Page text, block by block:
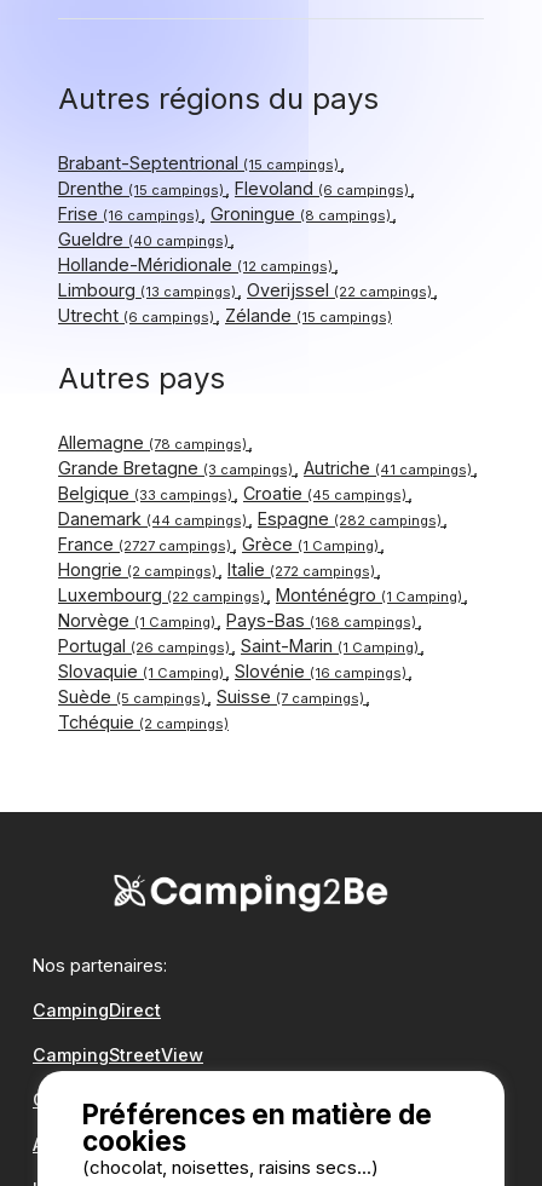
Autres régions du pays
Brabant-Septentrional (15 campings)
Drenthe (15 campings) Flevoland (6 campings)
Frise (16 campings) Groningue (8 campings)
Gueldre (40 campings)
Hollande-Méridionale (12 campings)
Limbourg (13 campings) Overijssel (22 campings)
Utrecht (6 campings) Zélande (15 campings)
Autres pays
Allemagne (78 campings)
Grande Bretagne (3 campings) Autriche (41 campings)
Belgique (33 campings) Croatie (45 campings)
Danemark (44 campings) Espagne (282 campings)
France (2727 campings) Grèce (1 Camping)
Hongrie (2 campings) Italie (272 campings)
Luxembourg (22 campings) Monténégro (1 Camping)
Norvège (1 Camping) Pays-Bas (168 campings)
Portugal (26 campings) Saint-Marin (1 Camping)
Slovaquie (1 Camping) Slovénie (16 campings)
Suède (5 campings) Suisse (7 campings)
Tchéquie (2 campings)
Nos partenaires:
CampingDirect
CampingStreetView
Groupe Romanée
Antilope VAN
Préférences en matière de
cookies
(chocolat, noisettes, raisins secs...)